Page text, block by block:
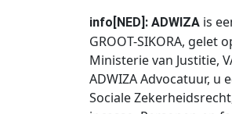
info[NED]: ADWIZA is
GROOT-SIKORA,
Ministerie van Justitie,
ADWIZA Advocatuur,
Sociale